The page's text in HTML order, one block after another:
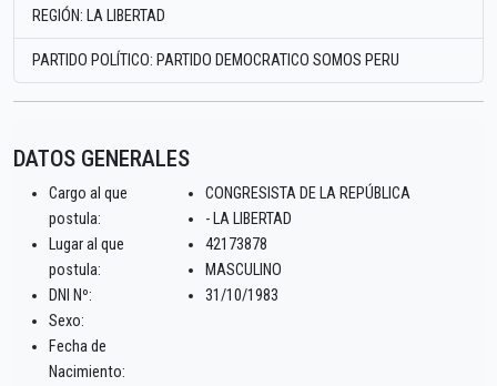
REGIÓN: LA LIBERTAD
PARTIDO POLÍTICO: PARTIDO DEMOCRATICO SOMOS PERU
DATOS GENERALES
Cargo al que
postula:
Lugar al que
postula:
DNI Nº:
Sexo:
Fecha de
Nacimiento:
CONGRESISTA DE LA REPÚBLICA
- LA LIBERTAD
42173878
MASCULINO
31/10/1983